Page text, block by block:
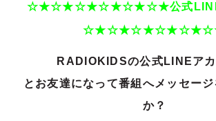
☆★☆★☆★☆★☆★☆★公式LINE
RADIOKIDSの公式LINEアカ
とお友達になって番組へメッセー
か？